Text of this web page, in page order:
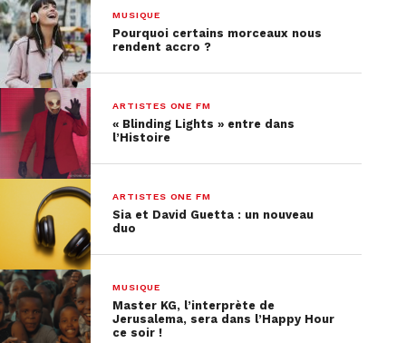
MUSIQUE
Pourquoi certains morceaux nous
rendent accro ?
ARTISTES ONE FM
« Blinding Lights » entre dans
l’Histoire
ARTISTES ONE FM
Sia et David Guetta : un nouveau
duo
MUSIQUE
Master KG, l’interprète de
Jerusalema, sera dans l’Happy Hour
ce soir !